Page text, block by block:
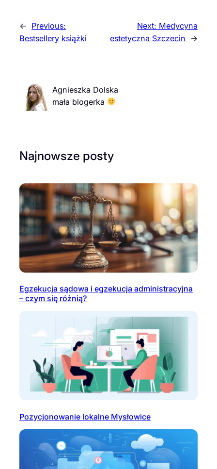
← Previous:
Bestsellery książki
Next: Medycyna
estetyczna Szczecin
→
Agnieszka Dolska
mała blogerka
Najnowsze posty
Egzekucja sądowa i egzekucja administracyjna
– czym się różnią?
Pozycjonowanie lokalne Mysłowice